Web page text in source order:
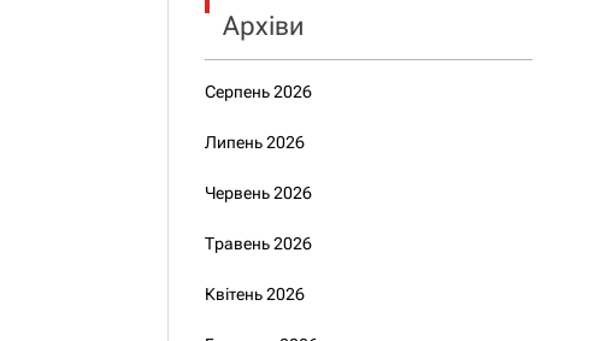
Архіви
Серпень 2026
Липень 2026
Червень 2026
Травень 2026
Квітень 2026